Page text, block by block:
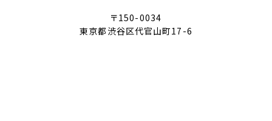
〒150-0034
東京都渋谷区代官山町17-6